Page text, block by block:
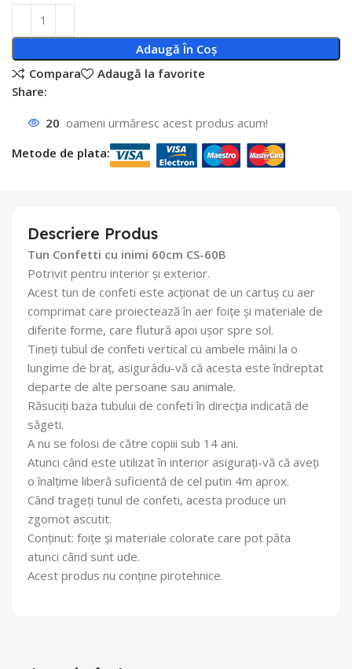
Adaugă În Coș
Compara
Adaugă la favorite
Share:
20 oameni urmăresc acest produs acum!
Metode de plata:
Descriere Produs
Tun Confetti cu inimi 60cm CS-60B
Potrivit pentru interior și exterior.
Acest tun de confeti este acționat de un cartuș cu aer
comprimat care proiectează în aer foițe și materiale de
diferite forme, care flutură apoi ușor spre sol.
Tineți tubul de confeti vertical cu ambele mâini la o
lungime de braț, asigurâdu-vă că acesta este îndreptat
departe de alte persoane sau animale.
Răsuciți baza tubului de confeti în direcția indicată de
săgeti.
A nu se folosi de către copiii sub 14 ani.
Atunci când este utilizat în interior asigurați-vă că aveți
o înalțime liberă suficientă de cel putin 4m aprox.
Când trageți tunul de confeti, acesta produce un
zgomot ascutit.
Conținut: foițe și materiale colorate care pot păta
atunci când sunt ude.
Acest produs nu conține pirotehnice.